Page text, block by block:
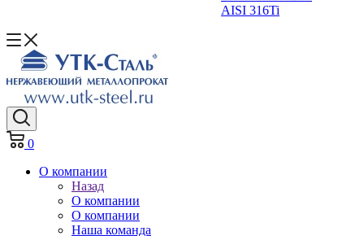
AISI 316Ti
0
О компании
Назад
О компании
О компании
Наша команда